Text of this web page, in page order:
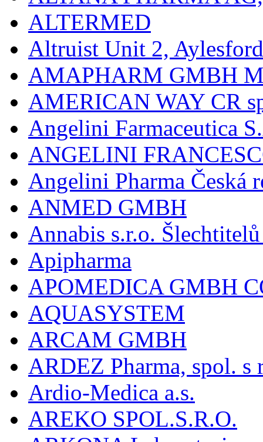
ALTERMED
Altruist Unit 2, Aylesford
AMAPHARM GMBH
AMERICAN WAY CR
Angelini Farmaceutica
ANGELINI
Angelini Pharma Česká
ANMED GMBH
Annabis s.r.o.
Apipharma
APOMEDICA GMBH
AQUASYSTEM
ARCAM GMBH
ARDEZ Pharma, spol. s
Ardio-Medica a.s.
AREKO SPOL.S.R.O.